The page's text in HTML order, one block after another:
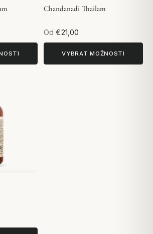
Chandanadi Thailam
Od €21,00
VYBRAT MOŽNOSTI